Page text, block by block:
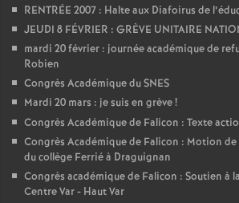
RENTRÉE 2007 : Halte aux Diafoirus de
JEUDI 8 FÉVRIER : GRÈVE UNITAIRE
mardi 20 février : journée académique de
Robien
Congrès Académique du SNES
Mardi 20 mars : je suis en grève!
Congrès Académique de Falicon : Texte
Congrès Académique de Falicon : Motion
du collège Ferrié à Draguignan
Congrès académique de Falicon : Soutien à
Centre Var - Haut Var